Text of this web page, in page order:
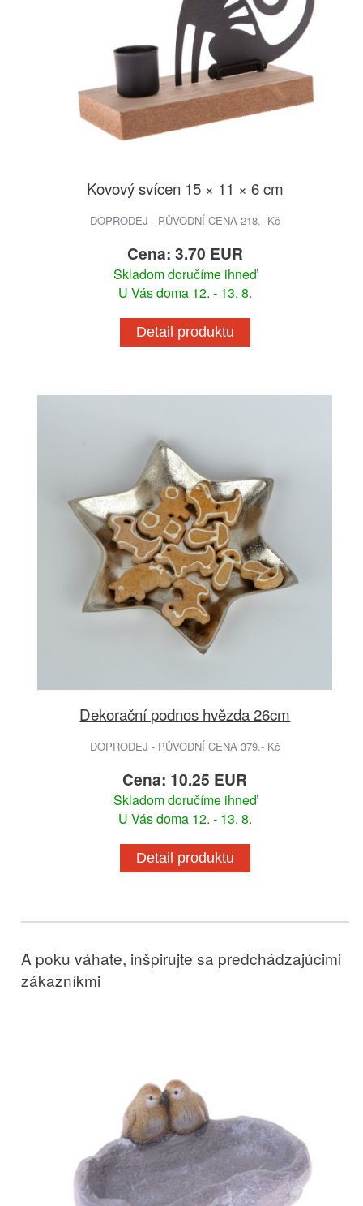
Kovový svícen 15 × 11 × 6 cm
DOPRODEJ - PŮVODNÍ CENA 218.- Kč
Cena: 3.70 EUR
Skladom doručíme ihneď
U Vás doma 12. - 13. 8.
Detail produktu
Dekorační podnos hvězda 26cm
DOPRODEJ - PŮVODNÍ CENA 379.- Kč
Cena: 10.25 EUR
Skladom doručíme ihneď
U Vás doma 12. - 13. 8.
Detail produktu
A poku váhate, inšpirujte sa predchádzajúcimi
zákazníkmi